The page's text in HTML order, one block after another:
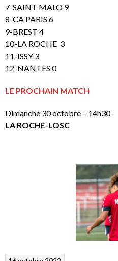
7-SAINT MALO 9
8-CA PARIS 6
9-BREST 4
10-LA ROCHE 3
11-ISSY 3
12-NANTES 0
LE PROCHAIN MATCH
Dimanche 30 octobre – 14h30
LA ROCHE-LOSC